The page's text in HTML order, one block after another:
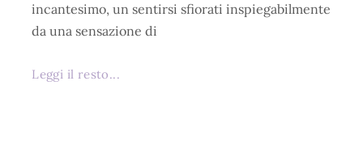
incantesimo, un sentirsi sfiorati inspiegabilmente
da una sensazione di
Leggi il resto...